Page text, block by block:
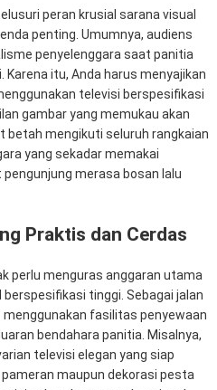
peran krusial sarana visual
penting. Umumnya, audiens
penyelenggara saat panitia
itu, Anda harus menyajikan
televisi berspesifikasi
gambar yang memukau akan
betah mengikuti seluruh rangkaian
yang sekadar memakai
merasa bosan lalu
Praktis dan Cerdas
perlu menguras anggaran utama
tinggi. Sebagai jalan
menggunakan fasilitas penyewaan
bendahara panitia. Misalnya,
televisi elegan yang siap
maupun dekorasi pesta